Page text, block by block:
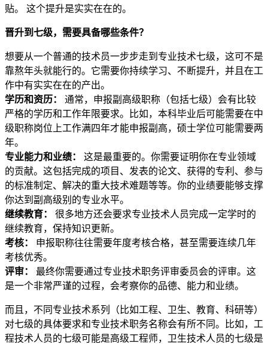
贴。 这个提升是实实在在的。
晋升到七级，需要具备哪些条件？
想要从一个普通的技术员一步步走到专业技术七级，这可不是
靠熬年头就能行的。它需要你持续学习、不断提升，并且在工
作中有实实在在的产出。
学历和资历：
通常，申报副高级职称（包括七级）会有比较
严格的学历和工作年限要求。比如，本科毕业后可能需要在中
级职称岗位上工作满四年才能申报副高，硕士学位可能需要两
年。
专业能力和业绩：
这是最重要的。你需要证明你在专业领域
的贡献。这包括完成的项目、发表的论文、获得的专利、参与
的标准制定、解决的重大技术难题等等。你的业绩要能够支撑
你达到副高级别的专业水平。
继续教育：
很多地方还会要求专业技术人员完成一定学时的
继续教育，保持知识更新。
考核：
申报职称往往需要年度考核合格，甚至需要连续几年
考核优秀。
评审：
最终你需要通过专业技术职务评审委员会的评审。这
是一个非常严谨的过程，会考察你的品德、能力和业绩。
而且，不同专业技术系列（比如工程、卫生、教育、科研等）
对七级的具体要求和专业技术职务名称会有所不同。比如，工
程技术人员的七级可能是高级工程师，卫生技术人员的七级是